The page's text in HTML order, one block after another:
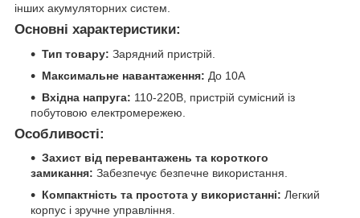
інших акумуляторних систем.
Основні характеристики:
Тип товару: Зарядний пристрій.
Максимальне навантаження: До 10А
Вхідна напруга: 110-220В, пристрій сумісний із
побутовою електромережею.
Особливості:
Захист від перевантажень та короткого
замикання: Забезпечує безпечне використання.
Компактність та простота у використанні: Легкий
корпус і зручне управління.